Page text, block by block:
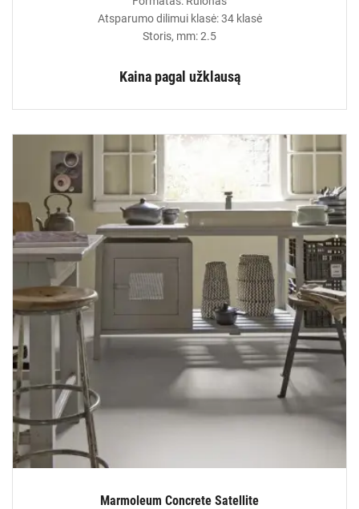
Atsparumo dilimui klasė: 34 klasė
Storis, mm: 2.5
Kaina pagal užklausą
Marmoleum Concrete Satellite